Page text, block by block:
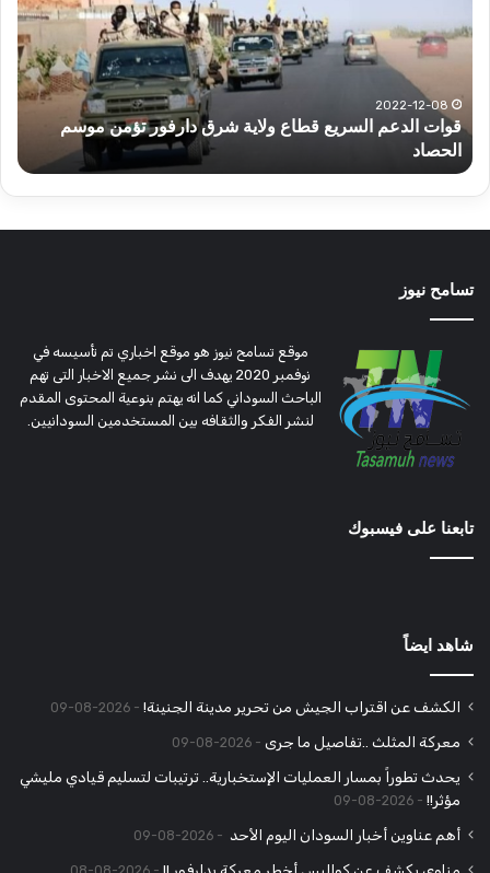
ولاية
شرق
تؤمن
موسم
الحصاد
2022-12-08
قوات الدعم السريع قطاع ولاية شرق دارفور تؤمن موسم
الحصاد
تسامح نيوز
موقع تسامح نيوز هو موقع اخباري تم تأسيسه في
نوفمبر 2020 يهدف الى نشر جميع الاخبار التى تهم
الباحث السوداني كما انه يهتم بنوعية المحتوى المقدم
لنشر الفكر والثقافه بين المستخدمين السودانيين.
تابعنا على فيسبوك
شاهد ايضاً
الكشف عن اقتراب الجيش من تحرير مدينة الجنينة! 2026-08-09
معركة المثلث ..تفاصيل ما جرى 2026-08-09
يحدث تطوراً بمسار العمليات الإستخبارية.. ترتيبات لتسليم قيادي مليشي
مؤثر!!
2026-08-09
أهم عناوين أخبار السودان اليوم الأحد 2026-08-09